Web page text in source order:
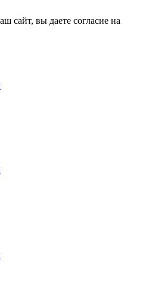
сайт, вы даете согласие на